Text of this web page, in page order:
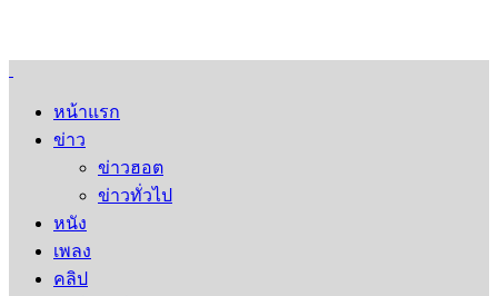
หน้าแรก
ข่าว
ข่าวฮอต
ข่าวทั่วไป
หนัง
เพลง
คลิป